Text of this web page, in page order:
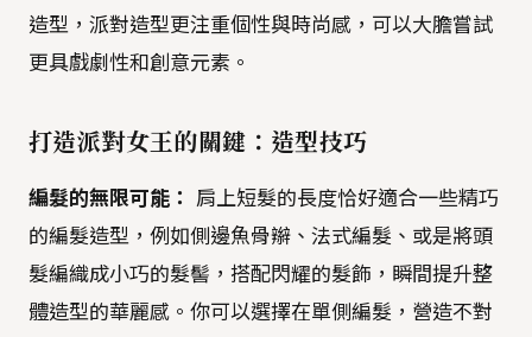
造型，派對造型更注重個性與時尚感，可以大膽嘗試
更具戲劇性和創意元素。
打造派對女王的關鍵：造型技巧
編髮的無限可能：
肩上短髮的長度恰好適合一些精巧
的編髮造型，例如側邊魚骨辮、法式編髮、或是將頭
髮編織成小巧的髮髻，搭配閃耀的髮飾，瞬間提升整
體造型的華麗感。你可以選擇在單側編髮，營造不對